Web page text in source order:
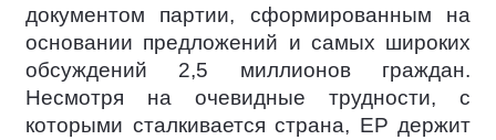
документом партии, сформированным на
основании предложений и самых широких
обсуждений 2,5 миллионов граждан.
Несмотря на очевидные трудности, с
которыми сталкивается страна, ЕР держит